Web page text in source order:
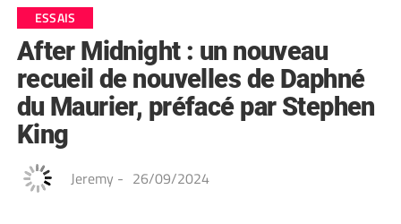
ESSAIS
After Midnight : un nouveau
recueil de nouvelles de Daphné
du Maurier, préfacé par Stephen
King
Jeremy - 26/09/2024